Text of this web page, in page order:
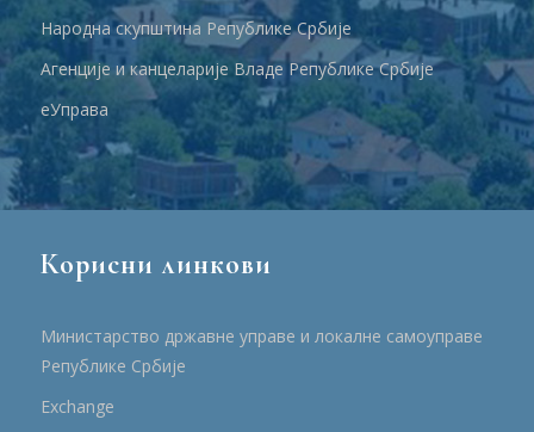
Народна скупштина Републике Србије
Агенције и канцеларије Владе Републике Србије
еУправа
Корисни линкови
Министарство државне управе и локалне самоуправе
Републике Србије
Еxchange